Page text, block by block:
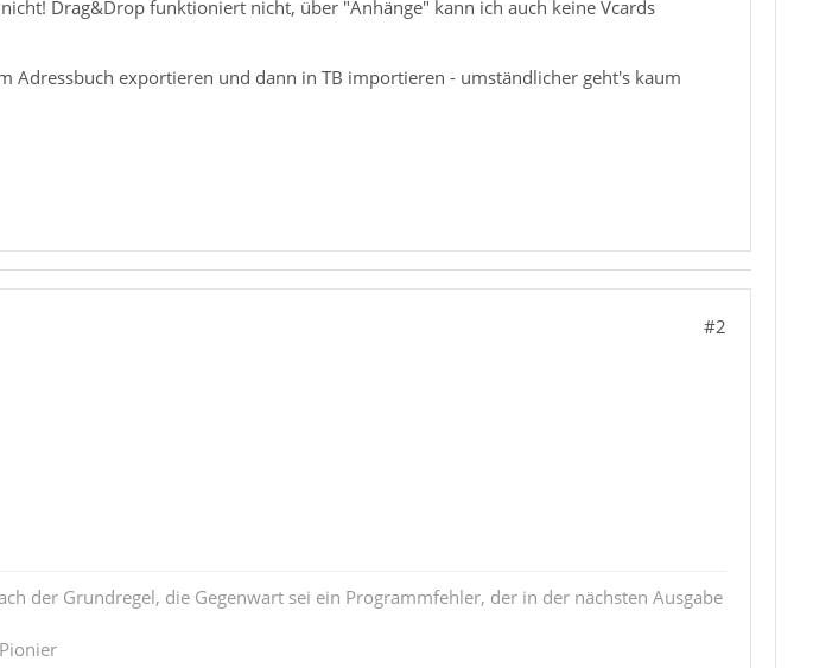
Drag&Drop funktioniert nicht, über "Anhänge" kann ich auch keine Vcards
Adressbuch exportieren und dann in TB importieren - umständlicher geht's kaum
#2
der Grundregel, die Gegenwart sei ein Programmfehler, der in der nächsten Ausgabe